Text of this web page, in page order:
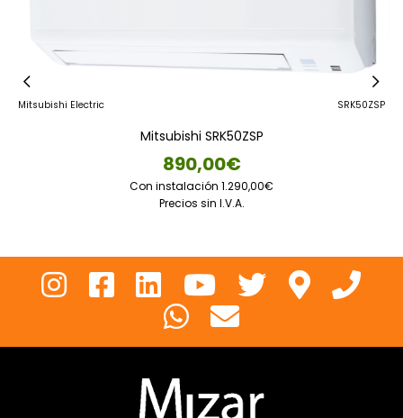
Mitsubishi Electric SRK50ZSP
Mitsubishi SRK50ZSP
890,00€
Con instalación 1.290,00€
Precios sin I.V.A.